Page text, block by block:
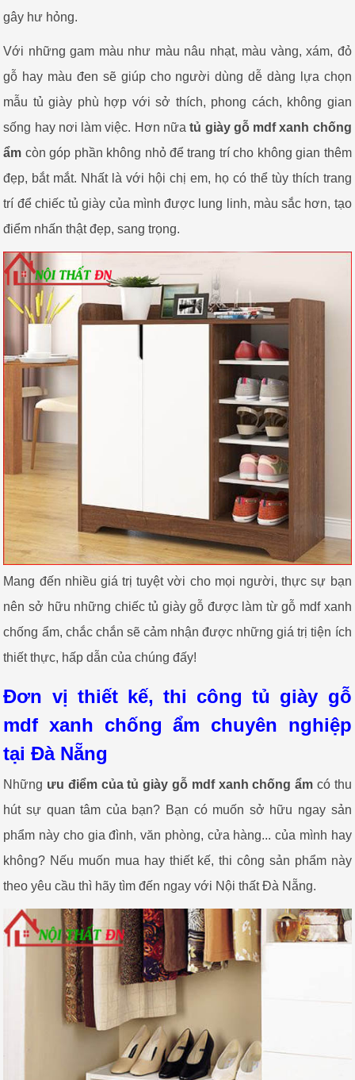
gây hư hỏng.
Với những gam màu như màu nâu nhạt, màu vàng, xám, đỏ
gỗ hay màu đen sẽ giúp cho người dùng dễ dàng lựa chọn
mẫu tủ giày phù hợp với sở thích, phong cách, không gian
sống hay nơi làm việc. Hơn nữatủ giày gỗ mdf xanh chống
ẩm còn góp phần không nhỏ để trang trí cho không gian thêm
đẹp, bắt mắt. Nhất là với hội chị em, họ có thể tùy thích trang
trí để chiếc tủ giày của mình được lung linh, màu sắc hơn, tạo
điểm nhấn thật đẹp, sang trọng.
Mang đến nhiều giá trị tuyệt vời cho mọi người, thực sự bạn
nên sở hữu những chiếc tủ giày gỗ được làm từ gỗ mdf xanh
chống ẩm, chắc chắn sẽ cảm nhận được những giá trị tiện ích
thiết thực, hấp dẫn của chúng đấy!
Đơn vị thiết kế, thi công tủ giày gỗ
mdf xanh chống ẩm chuyên nghiệp
tại Đà Nẵng
Những ưu điểm của tủ giày gỗ mdf xanh chống ẩm có thu
hút sự quan tâm của bạn? Bạn có muốn sở hữu ngay sản
phẩm này cho gia đình, văn phòng, cửa hàng... của mình hay
không? Nếu muốn mua hay thiết kế, thi công sản phẩm này
theo yêu cầu thì hãy tìm đến ngay với Nội thất Đà Nẵng.